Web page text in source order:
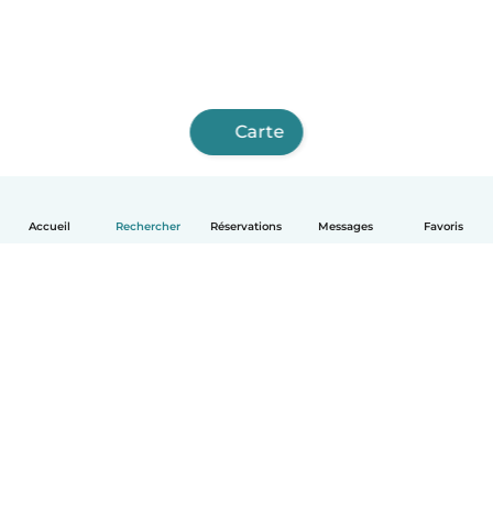
Accueil Rechercher Réservations Messages Favoris
Carte